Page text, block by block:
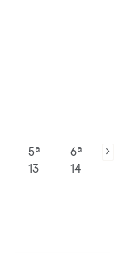
5ª
13
6ª
14